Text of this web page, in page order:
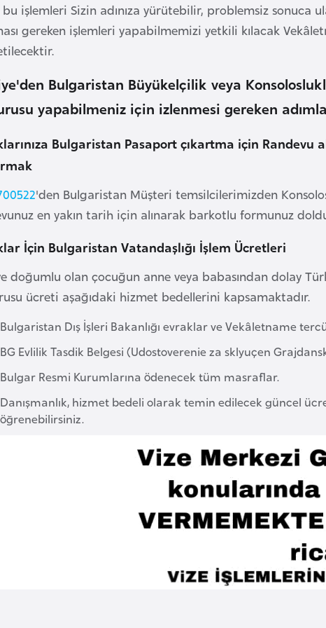
işlemleri Sizin adınıza yürütebilir, problemsiz sonuca
gereken işlemleri yapabilmemizi yetkili kılacak
Bulgaristan Büyükelçilik veya
yapabilmeniz için izlenmesi gereken
Bulgaristan Pasaport çıkartma için
'den Bulgaristan Müşteri temsilcilerimizden
en yakın tarih için alınarak barkotlu formunuz
İçin Bulgaristan Vatandaşlığı İşlem Ücretleri
doğumlu olan çocuğun anne veya babasından dolay
ücreti aşağıdaki hizmet bedellerini kapsamaktadır.
Bulgaristan Dış İşleri Bakanlığı evraklar ve Vekâletname
BG Evlilik Tasdik Belgesi (Udostoverenie za sklyuçen
Bulgar Resmi Kurumlarına ödenecek tüm masraflar.
Danışmanlık, hizmet bedeli olarak temin edilecek güncel
öğrenebilirsiniz.